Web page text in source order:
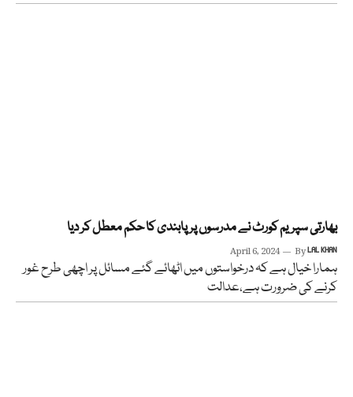
بھارتی سپریم کورٹ نے مدرسوں پر پابندی کا حکم معطل کر دیا
April 6, 2024 ByLAL KHAN
ہمارا خیال ہے کہ درخواستوں میں اٹھائے گئے مسائل پر اچھی طرح غور
کرنے کی ضرورت ہے،عدالت